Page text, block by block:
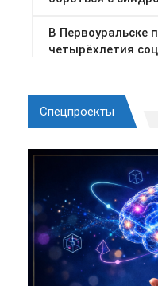
Спецпроекты